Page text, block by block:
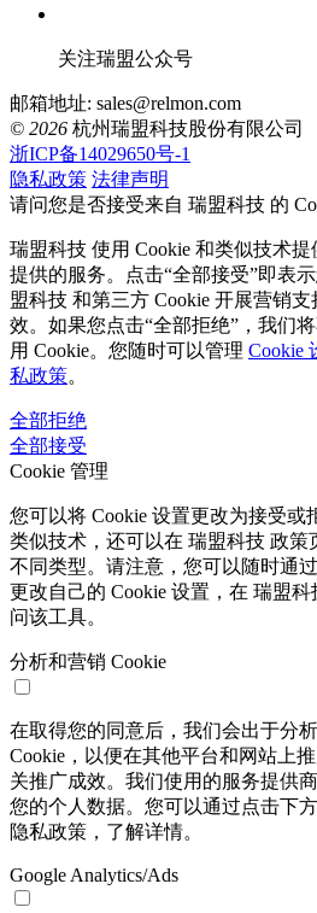
关注瑞盟公众号
邮箱地址: sales@relmon.com
© 2026 杭州瑞盟科技股份有限公司
浙ICP备14029650号-1
隐私政策 法律声明
请问您是否接受来自 瑞盟科技 的
瑞盟科技 使用 Cookie 和类似技术
提供的服务。点击“全部接受”即表
盟科技 和第三方 Cookie 开展营销
效。如果您点击“全部拒绝”，我们
用 Cookie。您随时可以管理 Cookie
私政策。
全部拒绝
全部接受
Cookie 管理
您可以将 Cookie 设置更改为接受或
类似技术，还可以在 瑞盟科技 政策
不同类型。请注意，您可以随时通
更改自己的 Cookie 设置，在 瑞盟科
问该工具。
分析和营销 Cookie
在取得您的同意后，我们会出于分
Cookie，以便在其他平台和网站上
关推广成效。我们使用的服务提供
您的个人数据。您可以通过点击下
隐私政策，了解详情。
Google Analytics/Ads